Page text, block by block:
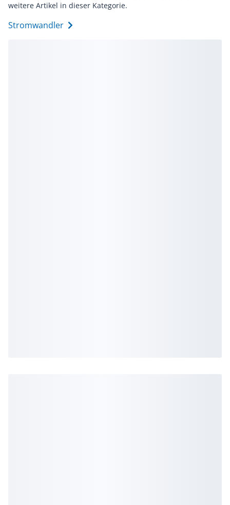
weitere Artikel in dieser Kategorie.
Stromwandler